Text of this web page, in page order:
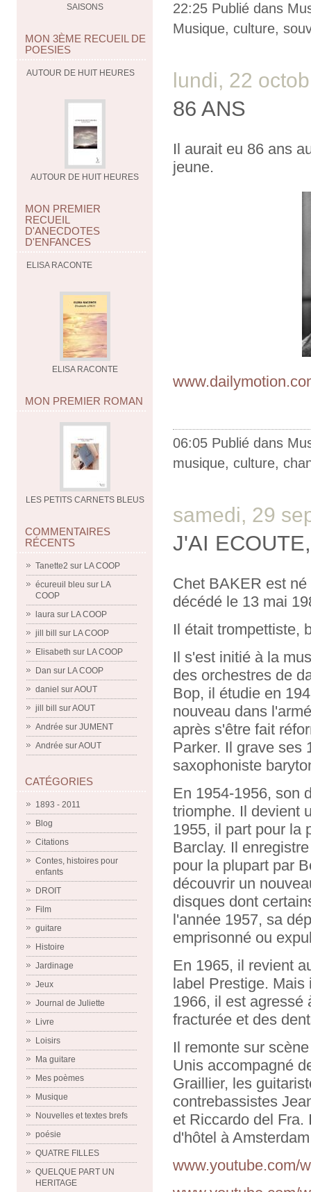
SAISONS
MON 3ÈME RECUEIL DE
POESIES
AUTOUR DE HUIT HEURES
AUTOUR DE HUIT HEURES
MON PREMIER
RECUEIL
D'ANECDOTES
D'ENFANCES
ELISA RACONTE
ELISA RACONTE
MON PREMIER ROMAN
LES PETITS CARNETS BLEUS
COMMENTAIRES
RÉCENTS
Tanette2 sur LA COOP
écureuil bleu sur LA
COOP
laura sur LA COOP
jill bill
sur LA COOP
Elisabeth sur LA COOP
Dan sur LA COOP
daniel surAOUT
jill bill
surAOUT
Andrée sur JUMENT
Andrée surAOUT
CATÉGORIES
1893 - 2011
Blog
Citations
Contes, histoires pour
enfants
DROIT
Film
guitare
Histoire
Jardinage
Jeux
Journal de Juliette
Livre
Loisirs
Ma guitare
Mes poèmes
Musique
Nouvelles et textes brefs
poésie
QUATRE FILLES
QUELQUE PART UN
HERITAGE
22:25 Publié dans
Musique, culture,
lundi, 22
86 ANS
Il aurait eu 86 ans
jeune.
06:05 Publié dans
musique, culture,
samedi, 29
J'AI
Chet BAKER est
décédé le 13 mai
Il était trompettiste,
Il s'est initié à la
des orchestres de
Bop, il étudie en
nouveau dans
après s'être fait
Parker. Il grave ses
saxophoniste
En 1954-1956, son
triomphe. Il devient
1955, il part pour la
Barclay. Il
pour la plupart par
découvrir un
disques dont
l'année 1957, sa
emprisonné ou
En 1965, il revient
label Prestige. Mais
1966, il est agressé
fracturée et des
Il remonte sur
Unis accompagné
Graillier, les
contrebassistes
et Riccardo del Fra.
d'hôtel à
www.youtube.com/